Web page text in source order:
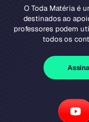
O Toda Matéria é
destinados ao
professores podem
todos os